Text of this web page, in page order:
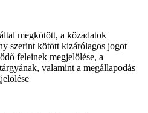
megkötött, a közadatok
szerint kötött kizárólagos jogot
feleinek megjelölése, a
valamint a megállapodás